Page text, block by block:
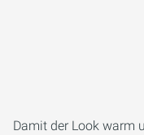
Damit der Look warm